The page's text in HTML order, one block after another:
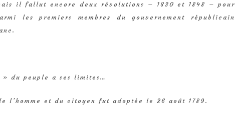
il fallut encore deux révolutions – 1830 et 1848 – pour
les premiers membres du gouvernement républicain
» du peuple a ses limites…
l’homme et du citoyen fut adoptée le 26 août 1789.